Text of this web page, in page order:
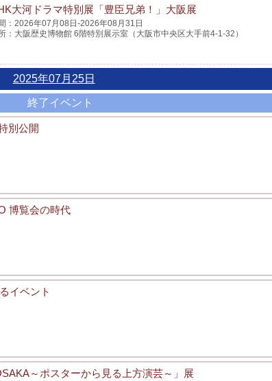
大河ドラマ特別展「豊臣兄弟！」大阪展
2026年07月08日-2026年08月31日
大阪歴史博物館 6階特別展示室（大阪市中央区大手前4-1-32）
2025年07月25日
終了イベント
別公開
博覧会の時代
イベント
～ポスターから見る上方演芸～」展